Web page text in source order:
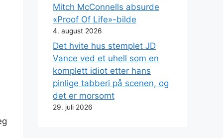
Mitch McConnells absurde
«Proof Of Life»-bilde
4. august 2026
Det hvite hus stemplet JD
Vance ved et uhell som en
komplett idiot etter hans
pinlige tabberi på scenen, og
det er morsomt
29. juli 2026